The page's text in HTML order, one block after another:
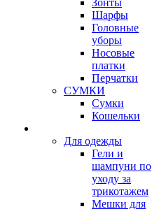
Зонты
Шарфы
Головные
уборы
Носовые
платки
Перчатки
СУМКИ
Сумки
Кошельки
Для одежды
Гели и
шампуни по
уходу за
трикотажем
Мешки для